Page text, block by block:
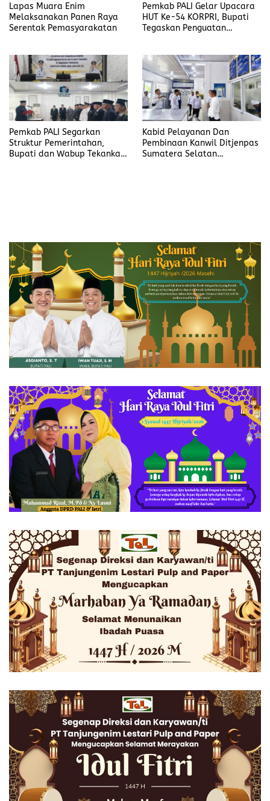
Lapas Muara Enim
Melaksanakan Panen Raya
Serentak Pemasyarakatan
Pemkab PALI Gelar Upacara
HUT Ke-54 KORPRI, Bupati
Tegaskan Penguatan
Pemkab PALI Segarkan
Struktur Pemerintahan,
Bupati dan Wabup Tekankan
Kabid Pelayanan Dan
Pembinaan Kanwil Ditjenpas
Sumatera Selatan